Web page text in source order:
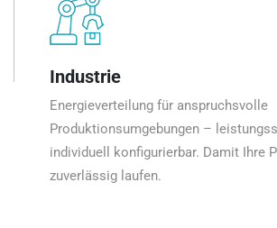
Industrie
Energieverteilung für anspruchsvolle
Produktionsumgebungen –
individuell konfigurierbar. Damit Ihre
zuverlässig laufen.